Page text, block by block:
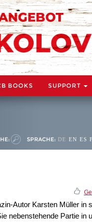
BOOKS SUPPORT
SPRACHE: DE EN ES
Autor Karsten Müller in
nebenstehende Partie in